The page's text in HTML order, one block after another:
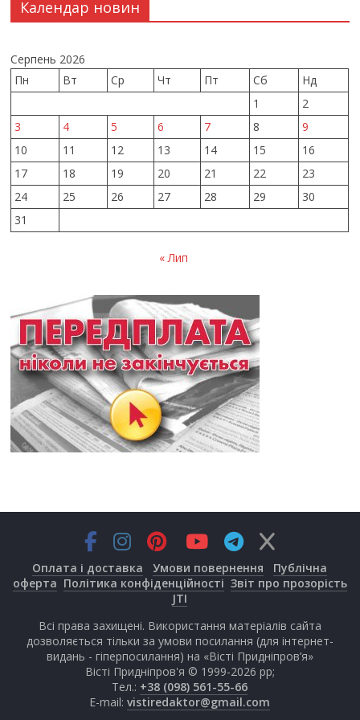
Календар новин
Серпень 2026
Пн
Вт Ср Чт Пт Сб
Нд
1
2
3
4 5 6 7 8
9
10
11 12 13 14 15
16
17
18 19 20 21 22
23
24
25 26 27 28 29
30
31
« Лип
Оплата і доставка Умови повернення
Публічна
оферта Політика конфіденційності Звіт про прозорість
JTI
Всі права захищені. Використання матеріалів сайта
дозволяється тільки за умови посилання (для інтернет-
видань - гіперпосилання) на «Вісті Придніпров’я»
Вісті Придніпров'я © 1999-2026 рр;
Тел.: +38 (098) 561-55-66
E-mail: vistiredaktor@gmail.com